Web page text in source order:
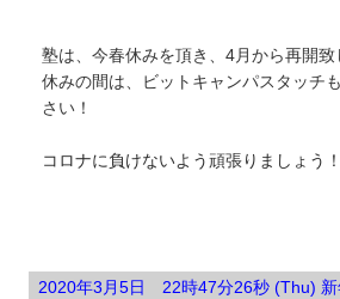
塾は、今春休みを頂き、4月から再開致
休みの間は、
ビットキャンパスタッチ
さい！
コロナに負けないよう頑張りましょう！
2020年3月5日 22時47分26秒 (Thu) 新